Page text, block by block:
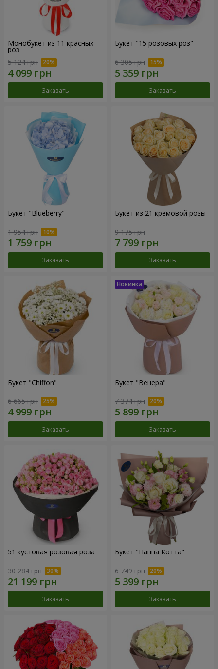
Монобукет из 11 красных
роз
5 124 грн
Заказать
Букет "15 розовых роз"
6 305 грн
Заказать
Букет "Blueberry"
1 954 грн
Заказать
Букет из 21 кремовой розы
9 175 грн
Заказать
Букет "Chiffon"
6 665 грн
Заказать
Букет "Венера"
7 374 грн
Заказать
51 кустовая розовая роза
30 284 грн
Заказать
Букет "Панна Котта"
6 749 грн
Заказать